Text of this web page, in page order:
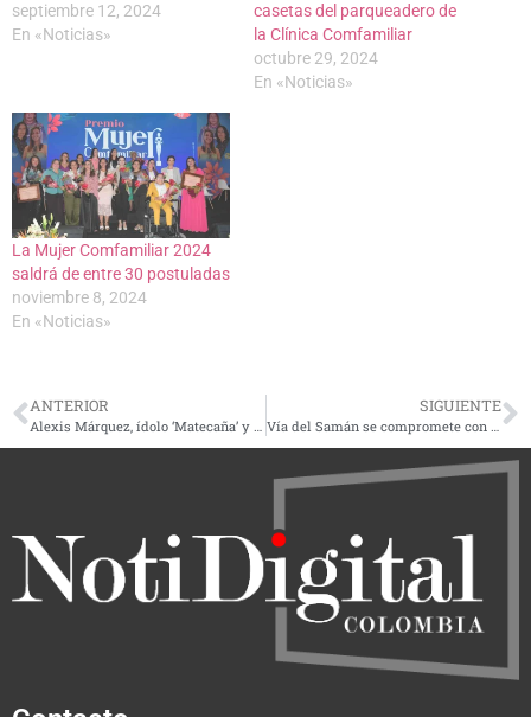
septiembre 12, 2024
En «Noticias»
casetas del parqueadero de
la Clínica Comfamiliar
octubre 29, 2024
En «Noticias»
La Mujer Comfamiliar 2024
saldrá de entre 30 postuladas
noviembre 8, 2024
En «Noticias»
ANTERIOR SIGUIENTE